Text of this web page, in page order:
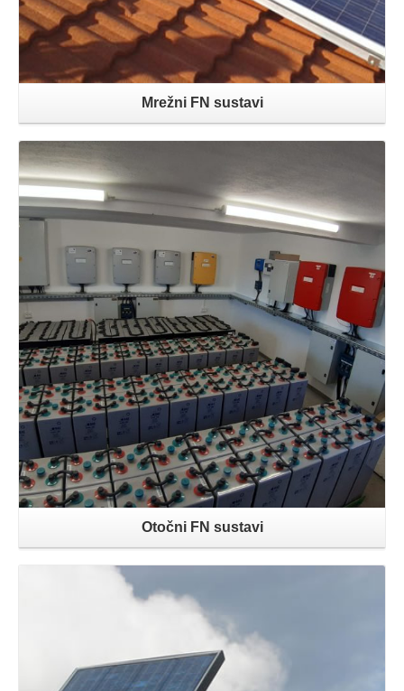
Mrežni FN sustavi
Otočni FN sustavi
Opširnije